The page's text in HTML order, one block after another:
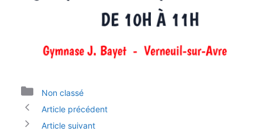
Catégories
Non classé
Article précédent
Article suivant